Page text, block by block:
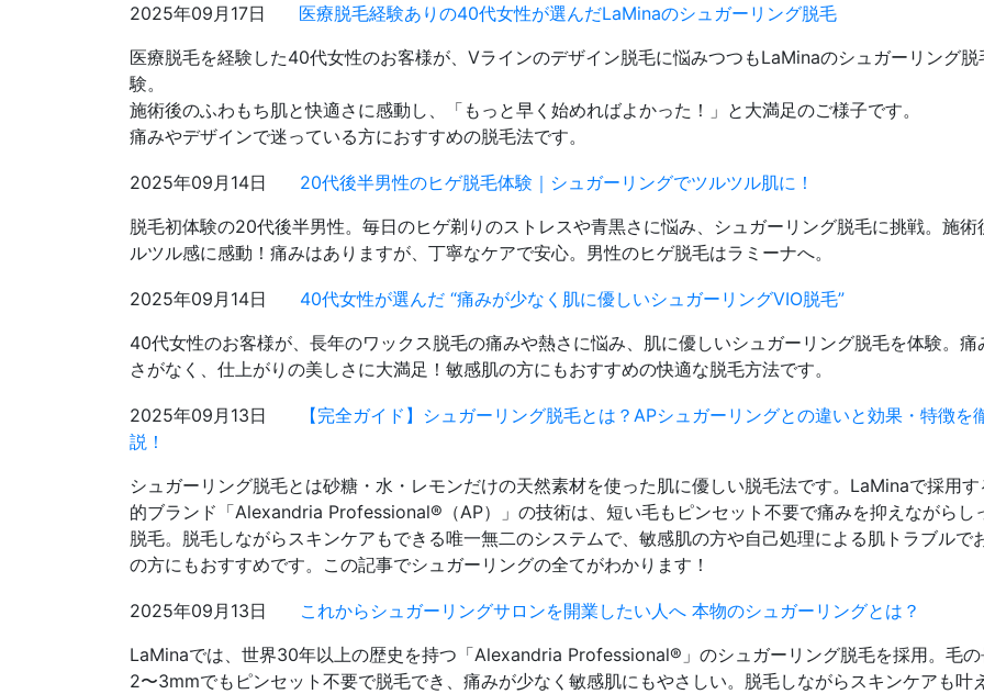
2025年09月17日
医療脱毛経験ありの40代女性が選んだLaMinaのシュガーリング脱毛
医療脱毛を経験した40代女性のお客様が、Vラインのデザイン脱毛に悩みつつもLaMinaのシュガーリング脱
験。
施術後のふわもち肌と快適さに感動し、「もっと早く始めればよかった！」と大満足のご様子です。
痛みやデザインで迷っている方におすすめの脱毛法です。
2025年09月14日
20代後半男性のヒゲ脱毛体験｜シュガーリングでツルツル肌に！
脱毛初体験の20代後半男性。毎日のヒゲ剃りのストレスや青黒さに悩み、シュガーリング脱毛に挑戦。施術
ルツル感に感動！痛みはありますが、丁寧なケアで安心。男性のヒゲ脱毛はラミーナへ。
2025年09月14日
40代女性が選んだ “痛みが少なく肌に優しいシュガーリングVIO脱毛”
40代女性のお客様が、長年のワックス脱毛の痛みや熱さに悩み、肌に優しいシュガーリング脱毛を体験。痛
さがなく、仕上がりの美しさに大満足！敏感肌の方にもおすすめの快適な脱毛方法です。
2025年09月13日
【完全ガイド】シュガーリング脱毛とは？APシュガーリングとの違いと効果・特徴を
説！
シュガーリング脱毛とは砂糖・水・レモンだけの天然素材を使った肌に優しい脱毛法です。LaMinaで採用す
的ブランド「Alexandria Professional®（AP）」の技術は、短い毛もピンセット不要で痛みを抑えながらし
脱毛。脱毛しながらスキンケアもできる唯一無二のシステムで、敏感肌の方や自己処理による肌トラブルで
の方にもおすすめです。この記事でシュガーリングの全てがわかります！
2025年09月13日
これからシュガーリングサロンを開業したい人へ 本物のシュガーリングとは？
LaMinaでは、世界30年以上の歴史を持つ「Alexandria Professional®」のシュガーリング脱毛を採用。毛の
2〜3mmでもピンセット不要で脱毛でき、痛みが少なく敏感肌にもやさしい。脱毛しながらスキンケアも叶